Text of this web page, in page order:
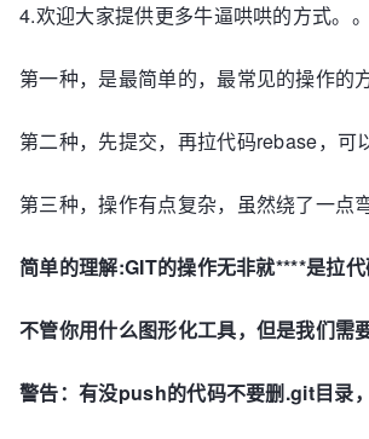
4.欢迎大家提供更多牛逼哄哄的方式。。
第一种，是最简单的，最常见的操作
第二种，先提交，再拉代码rebase，
第三种，操作有点复杂，虽然绕了一
简单的理解:GIT的操作无非就****是拉
不管你用什么图形化工具，但是我们
警告：有没push的代码不要删.git目录